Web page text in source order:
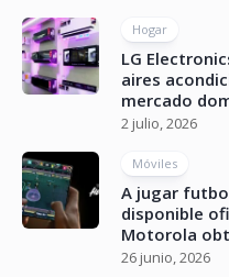
Hogar
LG
aires
mercado
2 julio, 2026
Móviles
A jugar
disponible
Motorola
26 junio, 2026